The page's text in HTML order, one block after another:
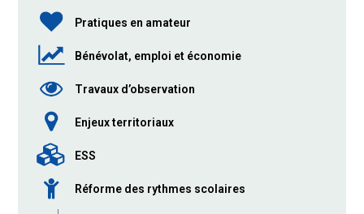
Pratiques en amateur
Bénévolat, emploi et économie
Travaux d’observation
Enjeux territoriaux
ESS
Réforme des rythmes scolaires